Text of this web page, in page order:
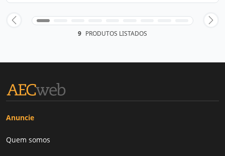
9 PRODUTOS LISTADOS
Anuncie
Quem somos